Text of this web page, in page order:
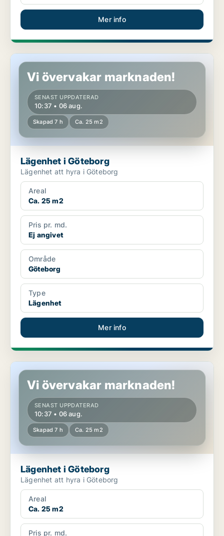
Mer info
Lägenhet i Göteborg
Vi övervakar marknaden!
SENAST UPPDATERAD
10:37 • 06 aug.
Skapad 7 h Ca. 25 m2
Lägenhet i Göteborg
Lägenhet att hyra i Göteborg
Areal
Ca. 25 m2
Pris pr. md.
Ej angivet
Område
Göteborg
Type
Lägenhet
Mer info
Lägenhet i Göteborg
Vi övervakar marknaden!
SENAST UPPDATERAD
10:37 • 06 aug.
Skapad 7 h Ca. 25 m2
Lägenhet i Göteborg
Lägenhet att hyra i Göteborg
Areal
Ca. 25 m2
Pris pr. md.